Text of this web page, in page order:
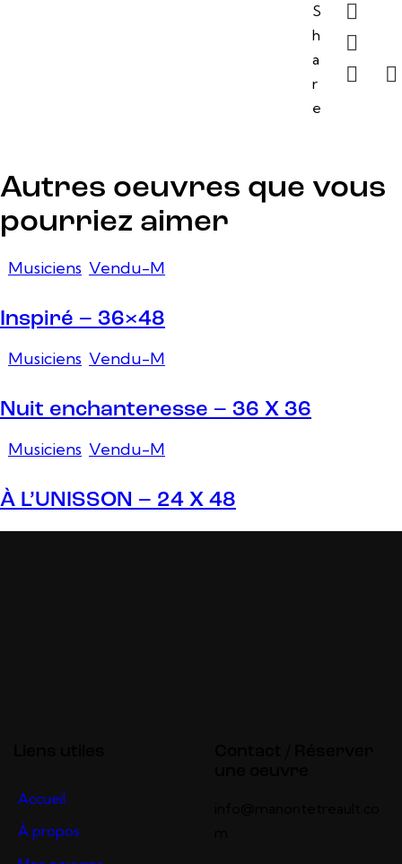
S
h
a
r
e
Autres oeuvres que vous
pourriez aimer
Musiciens Vendu-M
Inspiré – 36×48
Musiciens Vendu-M
Nuit enchanteresse – 36 X 36
Musiciens Vendu-M
À L’UNISSON – 24 X 48
Accueil
À propos